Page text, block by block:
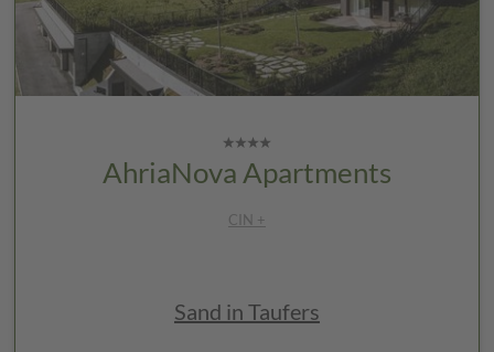
AhriaNova Apartments
CIN +
Sand in Taufers